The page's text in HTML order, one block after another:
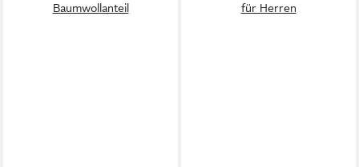
Baumwollanteil
für Herren